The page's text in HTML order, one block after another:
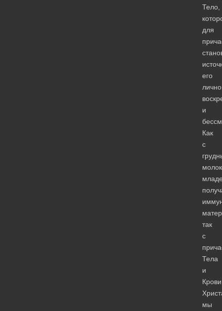
Тело,
для
его
и
Как
с
так
с
Тела
и
Крови
мы